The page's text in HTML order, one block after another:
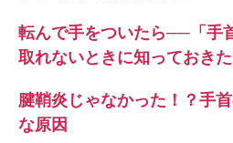
転んで手をついたら──「手
取れないときに知っておき
腱鞘炎じゃなかった！？手
な原因